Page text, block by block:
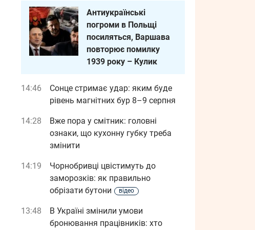
Антиукраїнські
погроми в Польщі
посиляться, Варшава
повторює помилку
1939 року – Кулик
14:46
Сонце стримає удар: яким буде
рівень магнітних бур 8–9 серпня
14:28
Вже пора у смітник: головні
ознаки, що кухонну губку треба
змінити
14:19
Чорнобривці цвістимуть до
заморозків: як правильно
обрізати бутони
відео
13:48
В Україні змінили умови
бронювання працівників: хто